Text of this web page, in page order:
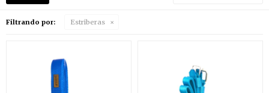
Filtrando por: Estriberas